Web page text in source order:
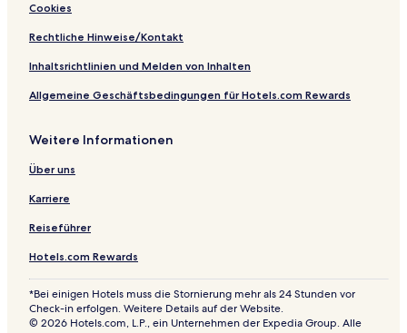
Cookies
Rechtliche Hinweise/Kontakt
Inhaltsrichtlinien und Melden von Inhalten
Allgemeine Geschäftsbedingungen für Hotels.com Rewards
Weitere Informationen
Über uns
Karriere
Reiseführer
Hotels.com Rewards
*Bei einigen Hotels muss die Stornierung mehr als 24 Stunden vor
Check-in erfolgen. Weitere Details auf der Website.
© 2026 Hotels.com, L.P., ein Unternehmen der Expedia Group. Alle